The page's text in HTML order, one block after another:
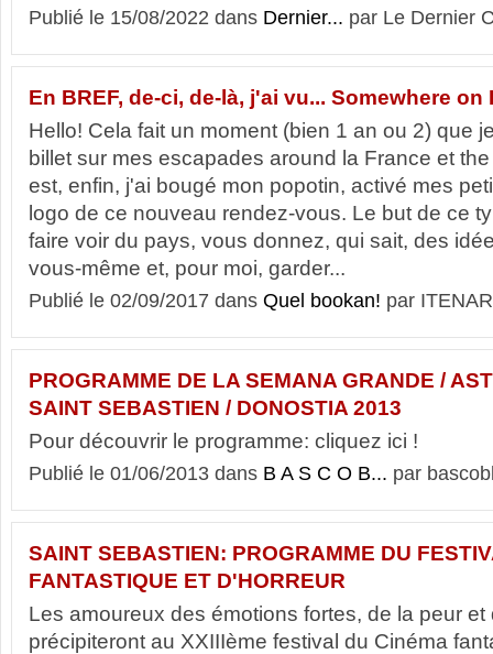
Publié le 15/08/2022 dans Dernier... par Le Dernier
En BREF, de-ci, de-là, j'ai vu... Somewhere on
Hello! Cela fait un moment (bien 1 an ou 2) que
billet sur mes escapades around la France et
est, enfin, j'ai bougé mon popotin, activé mes
logo de ce nouveau rendez-vous. Le but de ce
faire voir du pays, vous donnez, qui sait, des
vous-même et, pour moi, garder...
Publié le 02/09/2017 dans Quel bookan! par
PROGRAMME DE LA SEMANA GRANDE /
SAINT SEBASTIEN / DONOSTIA 2013
Pour découvrir le programme: cliquez ici !
Publié le 01/06/2013 dans B A S C O B... par
SAINT SEBASTIEN: PROGRAMME DU
FANTASTIQUE ET D'HORREUR
Les amoureux des émotions fortes, de la peur et
précipiteront au XXIIIème festival du Cinéma